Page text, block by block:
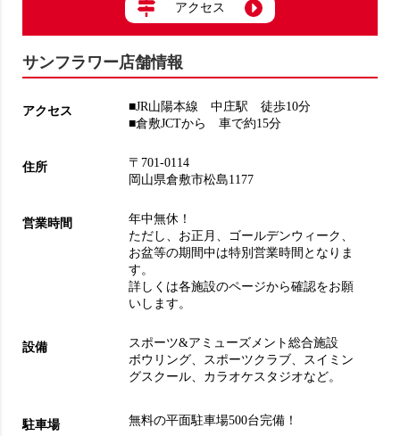
アクセス
サンフラワー店舗情報
アクセス
■JR山陽本線 中庄駅 徒歩10分
■倉敷JCTから 車で約15分
住所
〒701-0114
岡山県倉敷市松島1177
営業時間
年中無休！
ただし、お正月、ゴールデンウィーク、
お盆等の期間中は特別営業時間となりま
す。
詳しくは各施設のページから確認をお願
いします。
設備
スポーツ&アミューズメント総合施設
ボウリング
スポーツクラブ
スイミン
グスクール
カラオケスタジオなど。
駐車場 無料の平面駐車場500台完備！